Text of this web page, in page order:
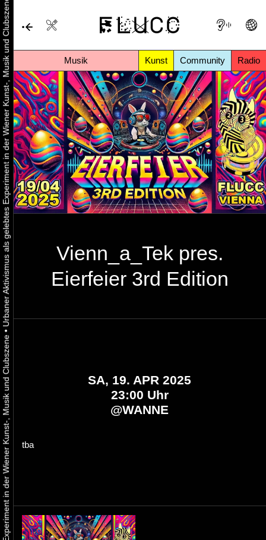
Musik Kunst Community Radio
•
Urbaner Aktivismus als gelebtes Experiment in der Wiener Kunst-, Musik und Clubszene
Vienn_a_Tek pres.
Eierfeier 3rd Edition
SA, 19. APR 2025
23:00 Uhr
@WANNE
tba